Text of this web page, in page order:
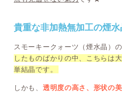
貴重な非加熱無加工の煙水
スモーキークォーツ（煙水晶）
したものばかりの中、こちらは
単結晶です。
しかも、 透明度の高さ、形状の